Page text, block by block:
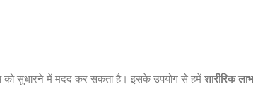
को सुधारने में मदद कर सकता है। इसके उपयोग से हमें शारीरिक लाभ